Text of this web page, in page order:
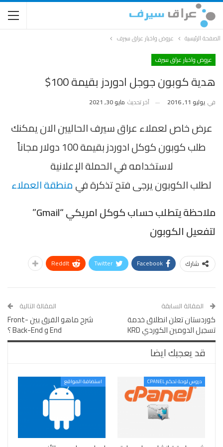
الصفحة الرئيسية
عروض واخبار عراق سيرف
عروض واخبار عراق سيرف
هدية كوبون جوجل ادوردز بقيمة 100$
في يوليو 11, 2016 آخر تحديث مايو 30, 2021
عرض خاص لعملاء عراق سيرف الحاليين الان يمكنك
طلب كوبون كوكل ادوردز بقيمة 100 دولار مجاناً
لاستخدامه في الحملة الإعلانية
لطلب الكوبون يرجى فتح تذكرة فيمنطقة العملاء
ملاحظة يتطلب حساب كوكل امريكي “Gmail”
لتفعيل الكوبون
شارك Facebook
Twitter
ReddIt
المقالة السابقة
كوردستان تعلن انطلاق خدمة
تسجيل الدومين الكوردي KRD
المقالة التالية
شرح ماهو الفرق بين Front-
End و Back-End ؟
قد يعجبك ايضا
دروس لوحة تحكم CPANEL استضافة المواقع